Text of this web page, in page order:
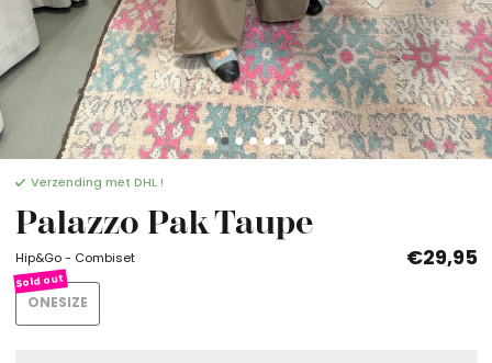
Verzending met DHL !
Palazzo Pak Taupe
Hip&Go - Combiset €29,95
ONESIZE